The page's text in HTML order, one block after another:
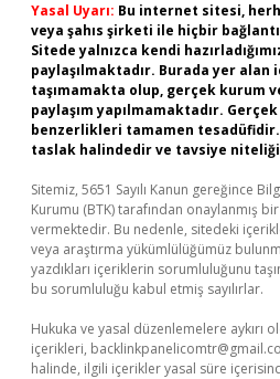
Yasal Uyarı: Bu internet sitesi,
veya şahıs şirketi ile hiçbir
Sitede yalnızca kendi
paylaşılmaktadır. Burada yer
taşımamakta olup, gerçek kurum
paylaşım yapılmamaktadır.
benzerlikleri tamamen
taslak halindedir ve tavsiye niteliği
Sitemiz, 5651 Sayılı Kanun gereğince
Kurumu (BTK) tarafından onaylanmış
vermektedir. Bu nedenle, sitedeki
veya araştırma yükümlülüğümüz
yazdıkları içeriklerin sorumluluğunu
bu sorumluluğu kabul etmiş sayılırlar.
Hukuka ve yasal düzenlemelere aykırı
içerikleri,
halinde, ilgili içerikler yasal süre